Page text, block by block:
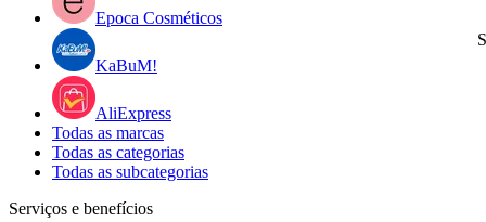
Epoca Cosméticos
KaBuM!
AliExpress
Todas as marcas
Todas as categorias
Todas as subcategorias
Serviços e benefícios